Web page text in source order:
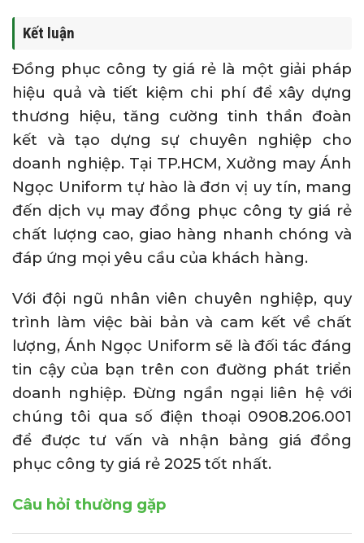
Kết luận
Đồng phục công ty giá rẻ là một giải pháp
hiệu quả và tiết kiệm chi phí để xây dựng
thương hiệu, tăng cường tinh thần đoàn
kết và tạo dựng sự chuyên nghiệp cho
doanh nghiệp. Tại TP.HCM, Xưởng may Ánh
Ngọc Uniform tự hào là đơn vị uy tín, mang
đến dịch vụ may đồng phục công ty giá rẻ
chất lượng cao, giao hàng nhanh chóng và
đáp ứng mọi yêu cầu của khách hàng.
Với đội ngũ nhân viên chuyên nghiệp, quy
trình làm việc bài bản và cam kết về chất
lượng, Ánh Ngọc Uniform sẽ là đối tác đáng
tin cậy của bạn trên con đường phát triển
doanh nghiệp. Đừng ngần ngại liên hệ với
chúng tôi qua số điện thoại 0908.206.001
để được tư vấn và nhận bảng giá đồng
phục công ty giá rẻ 2025 tốt nhất.
Câu hỏi thường gặp